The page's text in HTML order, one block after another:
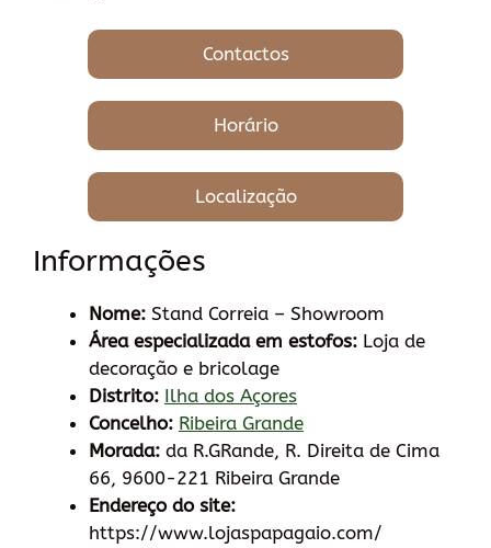
Contactos
Horário
Localização
Informações
Nome: Stand Correia – Showroom
Área especializada em estofos: Loja de
decoração e bricolage
Distrito: Ilha dos Açores
Concelho: Ribeira Grande
Morada: da R.GRande, R. Direita de Cima
66, 9600-221 Ribeira Grande
Endereço do site:
https://www.lojaspapagaio.com/